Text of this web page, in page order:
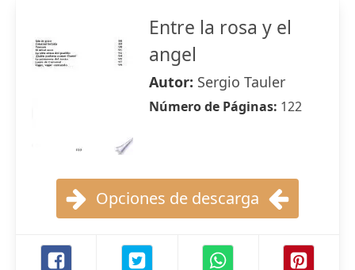
Entre la rosa y el
angel
Autor: Sergio Tauler
Número de Páginas: 122
Opciones de descarga